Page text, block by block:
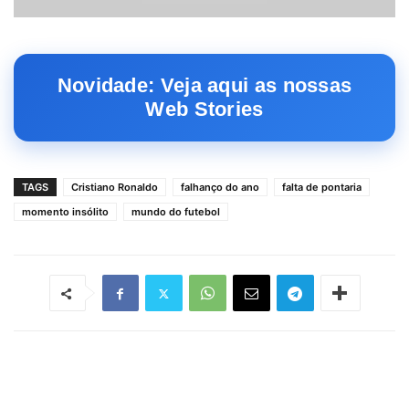
Novidade: Veja aqui as nossas
Web Stories
TAGS Cristiano Ronaldo falhanço do ano
falta de pontaria
momento insólito
mundo do futebol